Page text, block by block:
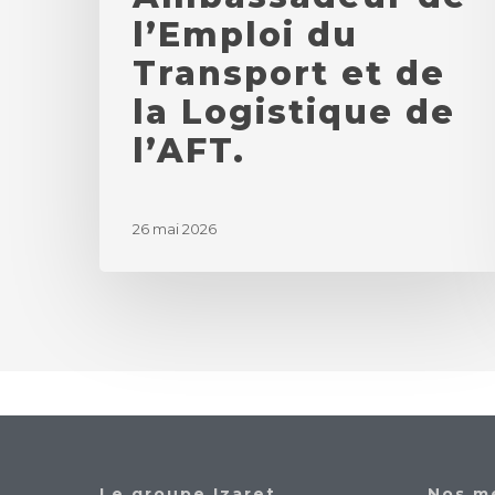
l’Emploi du
Transport et de
la Logistique de
l’AFT.
26 mai 2026